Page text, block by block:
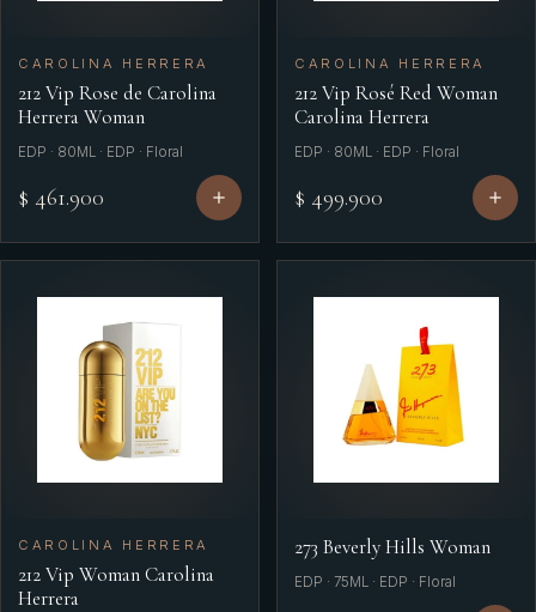
CAROLINA HERRERA
212 Vip Rose de Carolina
Herrera Woman
EDP · 80ML · EDP · Floral
$ 461.900
CAROLINA HERRERA
212 Vip Rosé Red Woman
Carolina Herrera
EDP · 80ML · EDP · Floral
$ 499.900
CAROLINA HERRERA
212 Vip Woman Carolina
Herrera
273 Beverly Hills Woman
EDP · 75ML · EDP · Floral